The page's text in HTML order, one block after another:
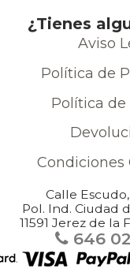
¿Tienes
Aviso
Política de
Política de
Condiciones
Calle
Pol. Ind. Ciudad
11591 Jerez de la
646